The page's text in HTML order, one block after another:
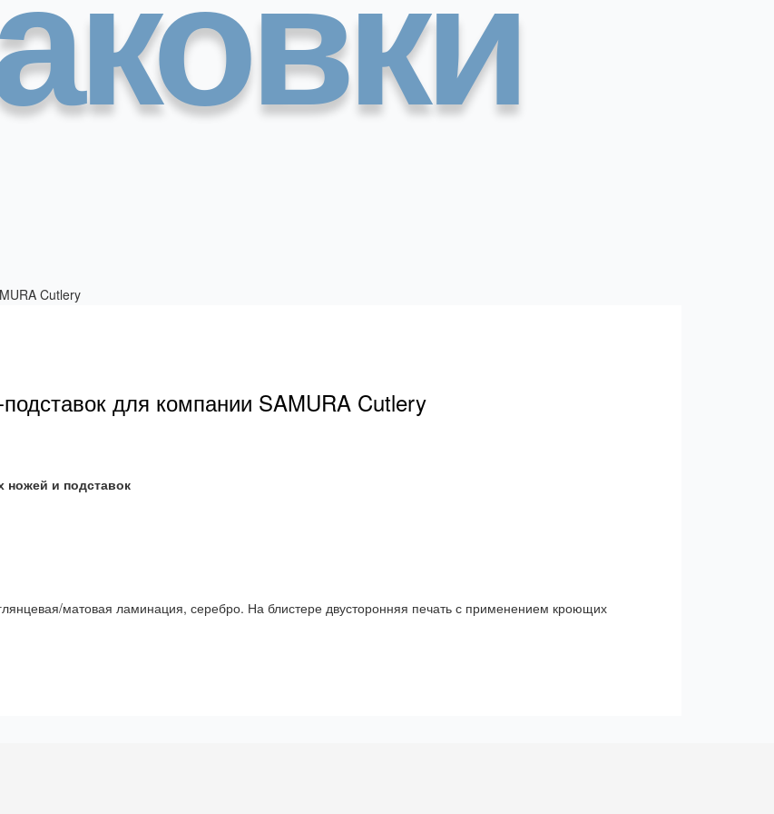
для компании SAMURA Cutlery
ножей и подставок
матовая ламинация, серебро. На блистере двусторонняя печать с применением кроющих